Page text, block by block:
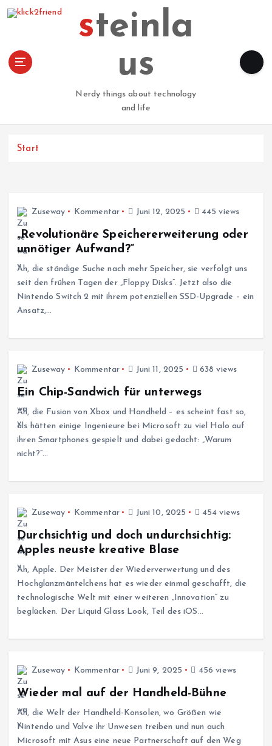
steinla
us
Nerdy things about technology
and life
Start
Zuseway Kommentar Juni 12, 2025 445 views
„Revolutionäre Speichererweiterung oder
unnötiger Aufwand?“
Ah, die ständige Suche nach mehr Speicher, sie verfolgt uns
seit den frühen Tagen der „Floppy Disks“. Jetzt also die
Nintendo Switch 2 mit ihrem potenziellen SSD-Upgrade – ein
Ansatz,…
Zuseway Kommentar Juni 11, 2025 638 views
Ein Chip-Sandwich für unterwegs
Ah, die Fusion von Xbox und Handheld – es scheint fast so,
als hätten einige Ingenieure bei Microsoft zu viel Halo auf
ihren Smartphones gespielt und dabei gedacht: „Warum
nicht?“…
Zuseway Kommentar Juni 10, 2025 454 views
Durchsichtig und doch undurchsichtig:
Apples neuste kreative Blase
Ah, Apple. Der Meister der Wiederverwertung und des
Hochglanzmäntelchens hat es wieder einmal geschafft, die
technologische Welt mit einer weiteren „Innovation“ zu
beglücken. Der Liquid Glass Look, Teil des iOS…
Zuseway Kommentar Juni 9, 2025 456 views
Wieder mal auf der Handheld-Bühne
Ah, die Welt der Handheld-Konsolen, wo Größen wie
Nintendo und Valve ihr Unwesen treiben und nun auch
Microsoft mit Asus eine neue Partnerschaft auf den Weg